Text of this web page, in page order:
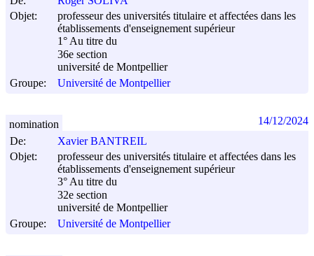
Objet:
professeur des universités titulaire et affectées dans les
établissements d'enseignement supérieur
1° Au titre du
36e section
université de Montpellier
Groupe:
Université de Montpellier
De:
Xavier BANTREIL
Objet:
professeur des universités titulaire et affectées dans les
établissements d'enseignement supérieur
3° Au titre du
32e section
université de Montpellier
Groupe:
Université de Montpellier
nomination 14/12/2024